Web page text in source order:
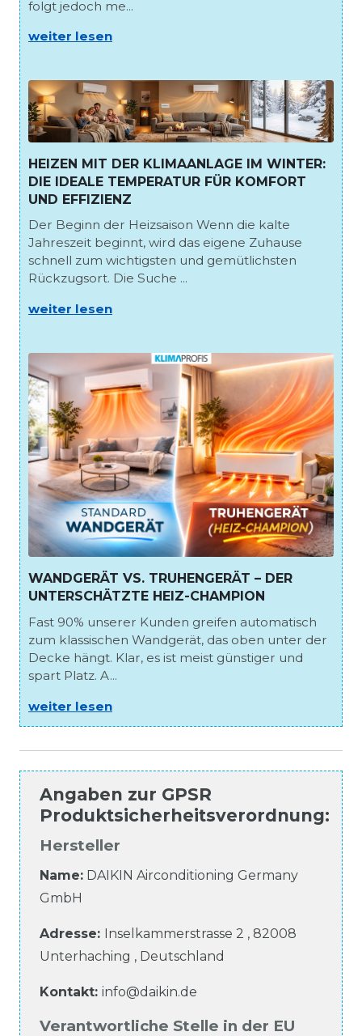
folgt jedoch me...
weiter lesen
HEIZEN MIT DER KLIMAANLAGE IM WINTER:
DIE IDEALE TEMPERATUR FÜR KOMFORT
UND EFFIZIENZ
Der Beginn der Heizsaison Wenn die kalte
Jahreszeit beginnt, wird das eigene Zuhause
schnell zum wichtigsten und gemütlichsten
Rückzugsort. Die Suche ...
weiter lesen
WANDGERÄT VS. TRUHENGERÄT – DER
UNTERSCHÄTZTE HEIZ-CHAMPION
Fast 90% unserer Kunden greifen automatisch
zum klassischen Wandgerät, das oben unter der
Decke hängt. Klar, es ist meist günstiger und
spart Platz. A...
weiter lesen
Angaben zur GPSR
Produktsicherheitsverordnung:
Hersteller
Name: DAIKIN Airconditioning Germany
GmbH
Adresse: Inselkammerstrasse 2 , 82008
Unterhaching , Deutschland
Kontakt: info@daikin.de
Verantwortliche Stelle in der EU